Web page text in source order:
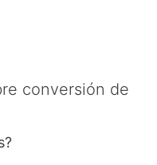
conversión de